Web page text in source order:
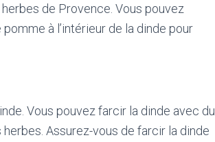
de Provence. Vous pouvez
à l’intérieur de la dinde pour
Vous pouvez farcir la dinde avec du
Assurez-vous de farcir la dinde